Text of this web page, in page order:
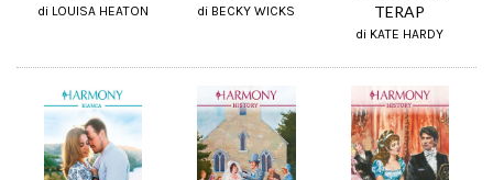
di LOUISA HEATON di BECKY WICKS
TERAP
di KATE HARDY